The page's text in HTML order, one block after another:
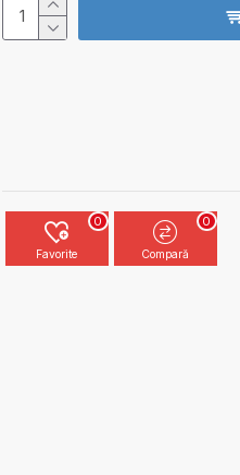
Favorite
0
Compară
0